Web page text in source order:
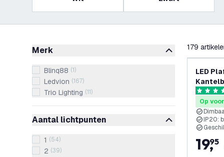
Merk
Blinq88 (1)
Ledvion (167)
Trio Lighting (11)
Aantal lichtpunten
1 (54)
2 (39)
179
LED
fitting
4.6
Op
IP20:
19,
95
filteren